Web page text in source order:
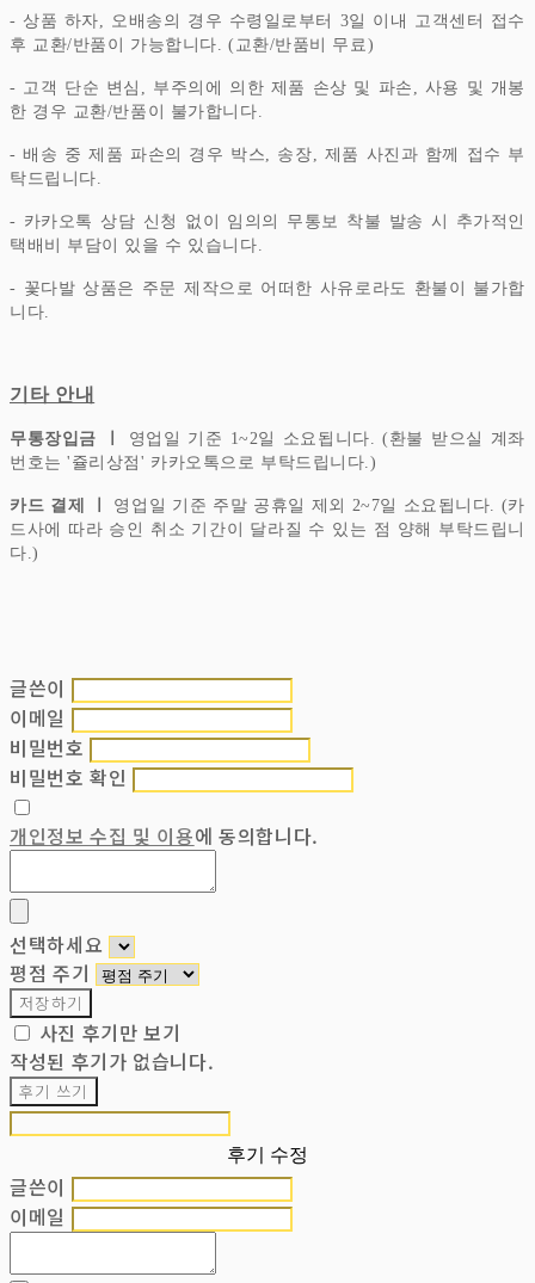
- 상품 하자, 오배송의 경우 수령일로부터 3일 이내 고객센터 접수
후 교환/반품이 가능합니다. (교환/반품비 무료)
- 고객 단순 변심, 부주의에 의한 제품 손상 및 파손, 사용 및 개봉
한 경우 교환/반품이 불가합니다.
- 배송 중 제품 파손의 경우 박스, 송장, 제품 사진과 함께 접수 부
탁드립니다.
- 카카오톡 상담 신청 없이 임의의 무통보 착불 발송 시 추가적인
택배비 부담이 있을 수 있습니다.
- 꽃다발 상품은 주문 제작으로 어떠한 사유로라도 환불이 불가합
니다.
기타 안내
무통장입금 ㅣ 영업일 기준 1~2일 소요됩니다. (환불 받으실 계좌
번호는 '쥴리상점' 카카오톡으로 부탁드립니다.)
카드 결제 ㅣ 영업일 기준 주말 공휴일 제외 2~7일 소요됩니다. (카
드사에 따라 승인 취소 기간이 달라질 수 있는 점 양해 부탁드립니
다.)
글쓴이
이메일
비밀번호
비밀번호 확인
개인정보 수집 및 이용에 동의합니다.
선택하세요
평점 주기
저장하기
사진 후기만 보기
작성된 후기가 없습니다.
후기 쓰기
후기 수정
글쓴이
이메일